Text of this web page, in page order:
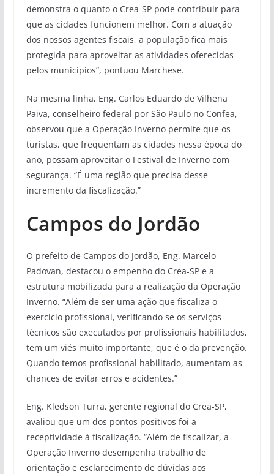
demonstra o quanto o Crea-SP pode contribuir para
que as cidades funcionem melhor. Com a atuação
dos nossos agentes fiscais, a população fica mais
protegida para aproveitar as atividades oferecidas
pelos municípios”, pontuou Marchese.
Na mesma linha, Eng. Carlos Eduardo de Vilhena
Paiva, conselheiro federal por São Paulo no Confea,
observou que a Operação Inverno permite que os
turistas, que frequentam as cidades nessa época do
ano, possam aproveitar o Festival de Inverno com
segurança. “É uma região que precisa desse
incremento da fiscalização.”
Campos do Jordão
O prefeito de Campos do Jordão, Eng. Marcelo
Padovan, destacou o empenho do Crea-SP e a
estrutura mobilizada para a realização da Operação
Inverno. “Além de ser uma ação que fiscaliza o
exercício profissional, verificando se os serviços
técnicos são executados por profissionais habilitados,
tem um viés muito importante, que é o da prevenção.
Quando temos profissional habilitado, aumentam as
chances de evitar erros e acidentes.”
Eng. Kledson Turra, gerente regional do Crea-SP,
avaliou que um dos pontos positivos foi a
receptividade à fiscalização. “Além de fiscalizar, a
Operação Inverno desempenha trabalho de
orientação e esclarecimento de dúvidas aos